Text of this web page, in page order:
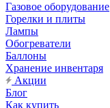
Газовое оборудование
Горелки и плиты
Лампы
Обогреватели
Баллоны
Хранение инвентаря
Акции
Блог
Как купить